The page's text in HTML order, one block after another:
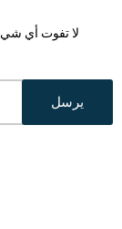
لا تفوت أي
يرسل